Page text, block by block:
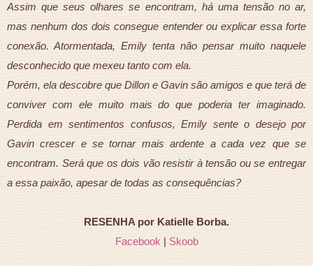
Assim que seus olhares se encontram, há uma tensão no ar,
mas nenhum dos dois consegue entender ou explicar essa forte
conexão. Atormentada, Emily tenta não pensar muito naquele
desconhecido que mexeu tanto com ela.
Porém, ela descobre que Dillon e Gavin são amigos e que terá de
conviver com ele muito mais do que poderia ter imaginado.
Perdida em sentimentos confusos, Emily sente o desejo por
Gavin crescer e se tornar mais ardente a cada vez que se
encontram. Será que os dois vão resistir à tensão ou se entregar
a essa paixão, apesar de todas as consequências?
RESENHA por Katielle Borba.
Facebook|Skoob